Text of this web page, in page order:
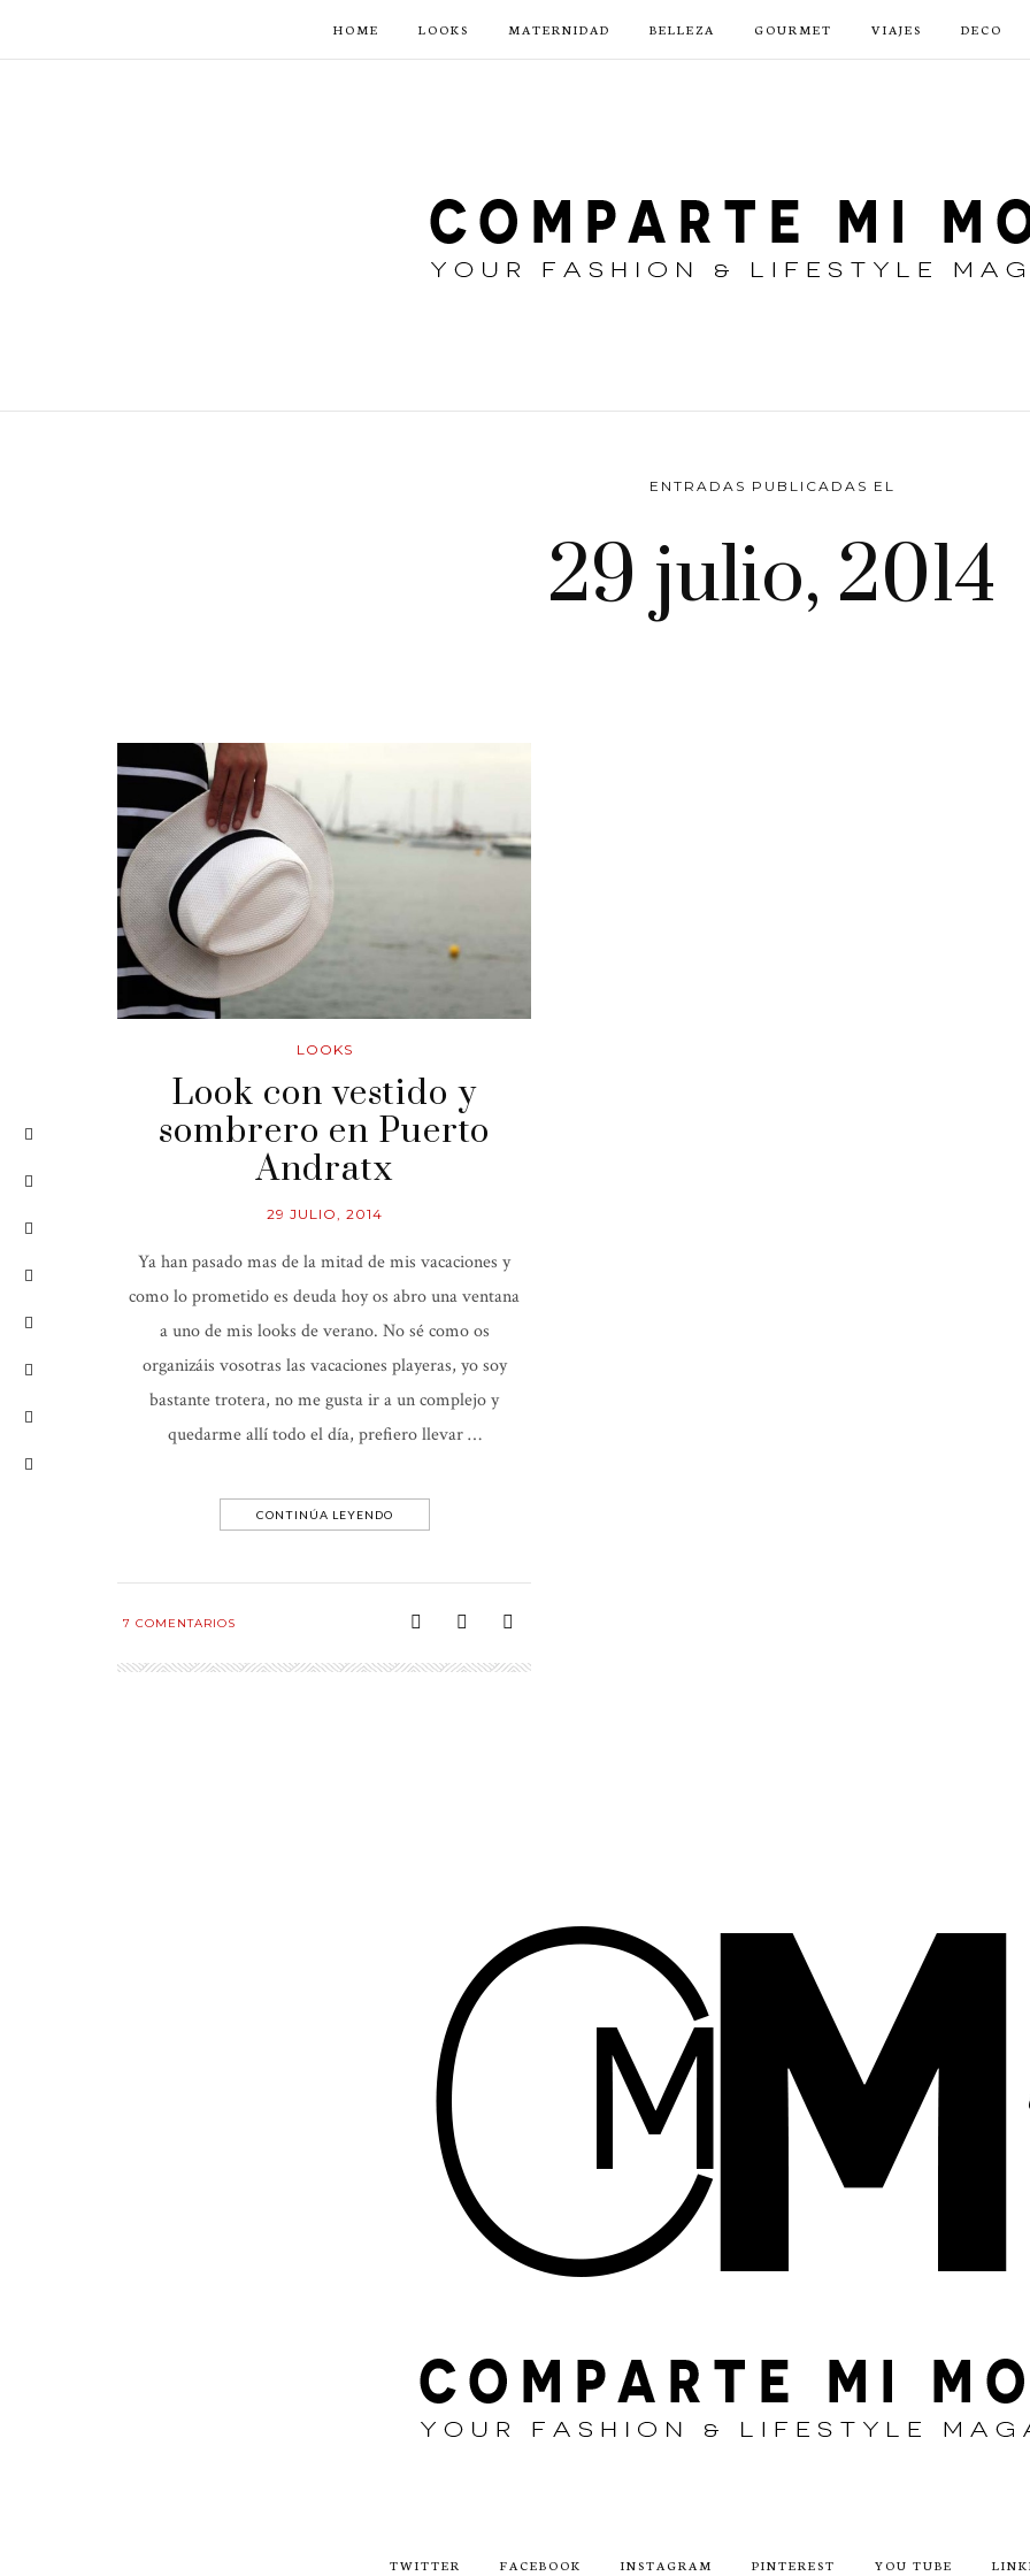
HOME LOOKS MATERNIDAD BELLEZA GOURMET VIAJES DECO
ENTRADAS PUBLICADAS EL
29 julio, 2014
LOOKS
Look con vestido y
sombrero en Puerto
Andratx
29 JULIO, 2014
Ya han pasado mas de la mitad de mis vacaciones y
como lo prometido es deuda hoy os abro una ventana
a uno de mis looks de verano. No sé como os
organizáis vosotras las vacaciones playeras, yo soy
bastante trotera, no me gusta ir a un complejo y
quedarme allí todo el día, prefiero llevar …
CONTINÚA LEYENDO
7 COMENTARIOS
TWITTER FACEBOOK INSTAGRAM PINTEREST YOU TUBE